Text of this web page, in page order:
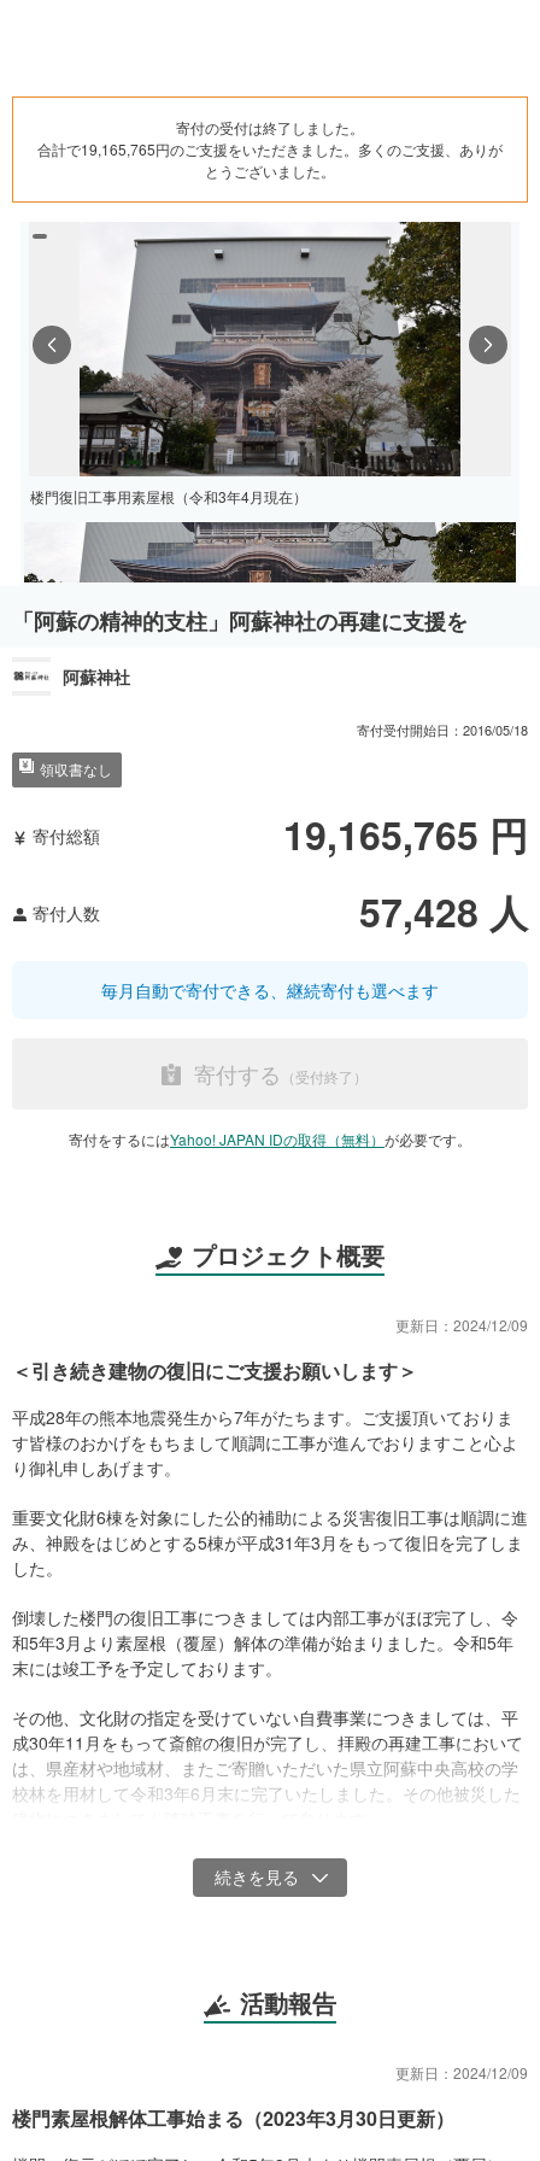
寄付の受付は終了しました。
合計で19,165,765円のご支援をいただきました。多くのご支援、ありが
とうございました。
楼門復旧工事用素屋根（令和3年4月現在）
Previous
「阿蘇の精神的支柱」阿蘇神社の再建に支援を
阿蘇神社
寄付受付開始日： 2016/05/18
領収書なし
寄付総額 19,165,765 円
寄付人数 57,428 人
毎月自動で寄付できる、継続寄付も選べます
寄付する
寄付をするにはYahoo! JAPAN IDの取得（無料） が必要です。
プロジェクト概要
更新日： 2024/12/09
＜引き続き建物の復旧にご支援お願いします＞
平成28年の熊本地震発生から7年がたちます。ご支援頂いておりま
す皆様のおかげをもちまして順調に工事が進んでおりますこと心よ
り御礼申しあげます。
重要文化財6棟を対象にした公的補助による災害復旧工事は順調に進
み、神殿をはじめとする5棟が平成31年3月をもって復旧を完了しま
した。
倒壊した楼門の復旧工事につきましては内部工事がほぼ完了し、令
和5年3月より素屋根（覆屋）解体の準備が始まりました。令和5年
末には竣工予を予定しております。
その他、文化財の指定を受けていない自費事業につきましては、平
成30年11月をもって斎館の復旧が完了し、拝殿の再建工事において
は、県産材や地域材、またご寄贈いただいた県立阿蘇中央高校の学
校林を用材して令和3年6月末に完了いたしました。その他被災した
復旧事業の地域的な意義付けと、教育活動への貢献も意識しなが
ら、皆様のご支援が無駄にならぬよう、適正かつ有意義な事業運営
活動報告
更新日： 2024/12/09
楼門素屋根解体工事始まる（2023年3月30日更新）